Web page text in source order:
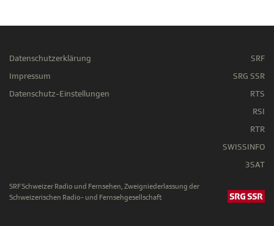
Datenschutzerklärung
Impressum
Datenschutz-Einstellungen
SRF
SRG SSR
RTS
RSI
RTR
SWISSINFO
3SAT
SRF Schweizer Radio und Fernsehen, Zweigniederlassung der
Schweizerischen Radio- und Fernsehgesellschaft